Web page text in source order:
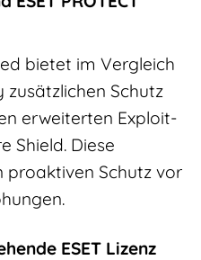
bietet im Vergleich
zusätzlichen Schutz
erweiterten Exploit-
Shield. Diese
proaktiven Schutz vor
ESET Lizenz